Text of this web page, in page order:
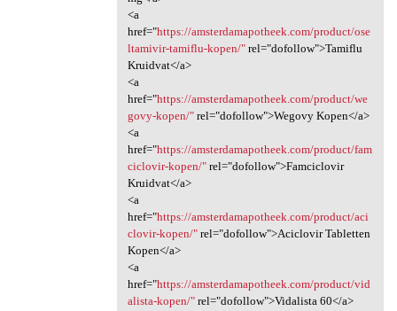
<a
href="https://amsterdamapotheek.com/product/ose
ltamivir-tamiflu-kopen/"rel="dofollow">Tamiflu
Kruidvat</a>
<a
href="https://amsterdamapotheek.com/product/we
govy-kopen/"rel="dofollow">Wegovy Kopen</a>
<a
href="https://amsterdamapotheek.com/product/fam
ciclovir-kopen/"rel="dofollow">Famciclovir
Kruidvat</a>
<a
href="https://amsterdamapotheek.com/product/aci
clovir-kopen/"rel="dofollow">Aciclovir Tabletten
Kopen</a>
<a
href="https://amsterdamapotheek.com/product/vid
alista-kopen/"rel="dofollow">Vidalista 60</a>